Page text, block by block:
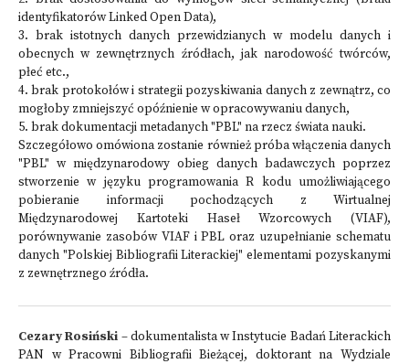
identyfikatorów Linked Open Data),
3. brak istotnych danych przewidzianych w modelu danych i
obecnych w zewnętrznych źródłach, jak narodowość twórców,
płeć etc.,
4. brak protokołów i strategii pozyskiwania danych z zewnątrz, co
mogłoby zmniejszyć opóźnienie w opracowywaniu danych,
5. brak dokumentacji metadanych "PBL" na rzecz świata nauki.
Szczegółowo omówiona zostanie również próba włączenia danych
"PBL" w międzynarodowy obieg danych badawczych poprzez
stworzenie w języku programowania R kodu umożliwiającego
pobieranie informacji pochodzących z Wirtualnej
Międzynarodowej Kartoteki Haseł Wzorcowych (VIAF),
porównywanie zasobów VIAF i PBL oraz uzupełnianie schematu
danych "Polskiej Bibliografii Literackiej" elementami pozyskanymi
z zewnętrznego źródła.
Cezary Rosiński – dokumentalista w Instytucie Badań Literackich
PAN w Pracowni Bibliografii Bieżącej, doktorant na Wydziale